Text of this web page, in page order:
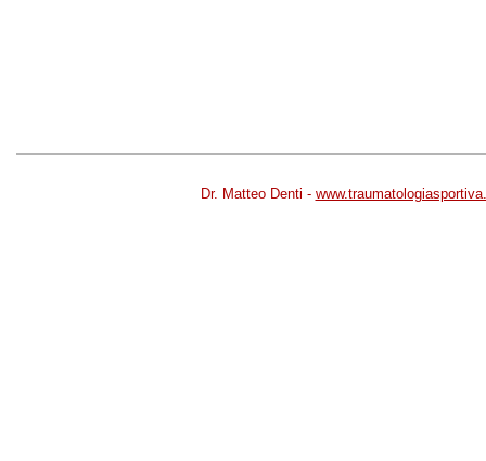
Dr. Matteo Denti -